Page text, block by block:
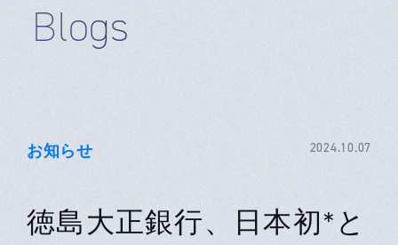
Blogs
お知らせ 2024.10.07
徳島大正銀行、日本初*と